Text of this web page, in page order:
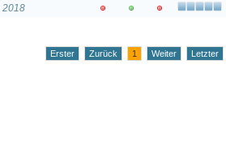
2018
Erster Zurück 1 Weiter Letzter